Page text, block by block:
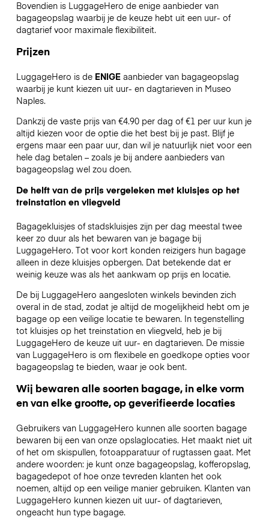
Bovendien is LuggageHero de enige aanbieder van
bagageopslag waarbij je de keuze hebt uit een uur- of
dagtarief voor maximale flexibiliteit.
Prijzen
LuggageHero is de ENIGEaanbieder van bagageopslag
waarbij je kunt kiezen uit uur- en dagtarieven in Museo
Naples.
Dankzij de vaste prijs van €4.90 per dag of €1 per uur kun je
altijd kiezen voor de optie die het best bij je past. Blijf je
ergens maar een paar uur, dan wil je natuurlijk niet voor een
hele dag betalen – zoals je bij andere aanbieders van
bagageopslag wel zou doen.
De helft van de prijs vergeleken met kluisjes op het
treinstation en vliegveld
Bagagekluisjes of stadskluisjes zijn per dag meestal twee
keer zo duur als het bewaren van je bagage bij
LuggageHero. Tot voor kort konden reizigers hun bagage
alleen in deze kluisjes opbergen. Dat betekende dat er
weinig keuze was als het aankwam op prijs en locatie.
De bij LuggageHero aangesloten winkels bevinden zich
overal in de stad, zodat je altijd de mogelijkheid hebt om je
bagage op een veilige locatie te bewaren. In tegenstelling
tot kluisjes op het treinstation en vliegveld, heb je bij
LuggageHero de keuze uit uur- en dagtarieven. De missie
van LuggageHero is om flexibele en goedkope opties voor
bagageopslag te bieden, waar je ook bent.
Wij bewaren alle soorten bagage, in elke vorm
en van elke grootte, op geverifieerde locaties
Gebruikers van LuggageHero kunnen alle soorten bagage
bewaren bij een van onze opslaglocaties. Het maakt niet uit
of het om skispullen, fotoapparatuur of rugtassen gaat. Met
andere woorden: je kunt onze bagageopslag, kofferopslag,
bagagedepot of hoe onze tevreden klanten het ook
noemen, altijd op een veilige manier gebruiken. Klanten van
LuggageHero kunnen kiezen uit uur- of dagtarieven,
ongeacht hun type bagage.